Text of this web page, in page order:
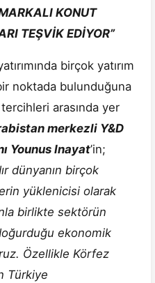
KONUT
TEŞVİK EDİYOR”
birçok yatırım
noktada bulunduğuna
tercihleri arasında yer
merkezli Y&D
Younus Inayat’in;
dünyanın birçok
yüklenicisi olarak
birlikte sektörün
ekonomik
Özellikle Körfez
Türkiye